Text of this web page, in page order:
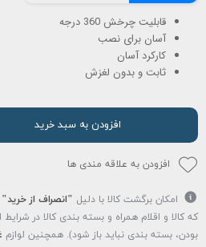
قابلیت چرخش 360 درجه
آسان برای نصب
کارکرد آسان
ثابت و بدون لغزش
افزودن به سبد خرید
افزودن به علاقه مندی ها
امکان برگشت کالا با دلیل "انصراف از خرید"
که کالا و اقلام همراه و بسته بندی کالا در
بودن، بسته بندی نباید باز شود). همچنین لوازم